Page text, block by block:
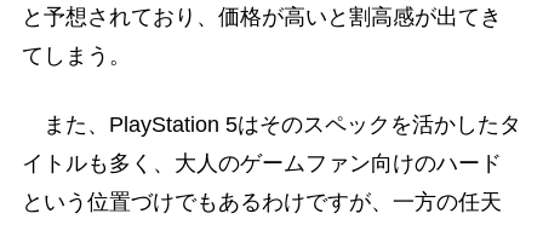
と予想されており、価格が高いと割高感が出てき
てしまう。
また、PlayStation 5はそのスペックを活かしたタ
イトルも多く、大人のゲームファン向けのハード
という位置づけでもあるわけですが、一方の任天